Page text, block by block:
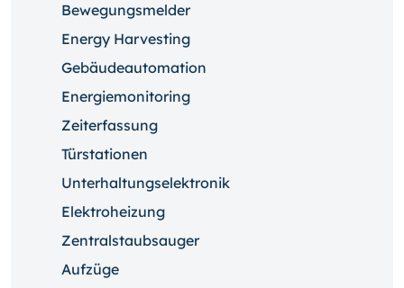
Bewegungsmelder
Energy Harvesting
Gebäudeautomation
Energiemonitoring
Zeiterfassung
Türstationen
Unterhaltungselektronik
Elektroheizung
Zentralstaubsauger
Aufzüge